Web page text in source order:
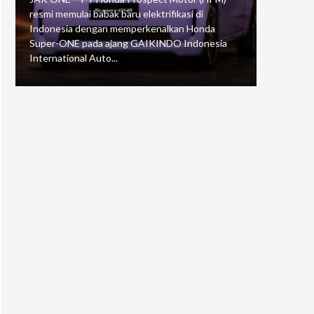
resmi memulai babak baru elektrifikasi di
Indonesia dengan memperkenalkan Honda
Super-ONE pada ajang GAIKINDO Indonesia
International Auto...